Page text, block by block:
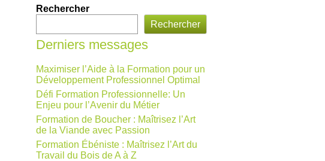
Rechercher
Rechercher
Derniers messages
Maximiser l’Aide à la Formation pour un
Développement Professionnel Optimal
Défi Formation Professionnelle: Un
Enjeu pour l’Avenir du Métier
Formation de Boucher : Maîtrisez l’Art
de la Viande avec Passion
Formation Ébéniste : Maîtrisez l’Art du
Travail du Bois de A à Z